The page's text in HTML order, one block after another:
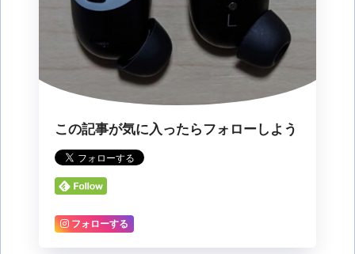
この記事が気に入ったらフォローしよう
フォローする